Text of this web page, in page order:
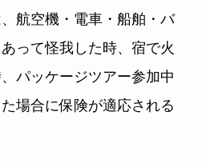
航空機・電車・船舶・バ
って怪我した時、宿で火
パッケージツアー参加中
場合に保険が適応される